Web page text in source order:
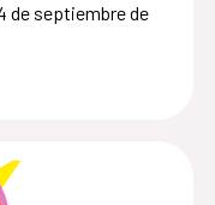
de septiembre de